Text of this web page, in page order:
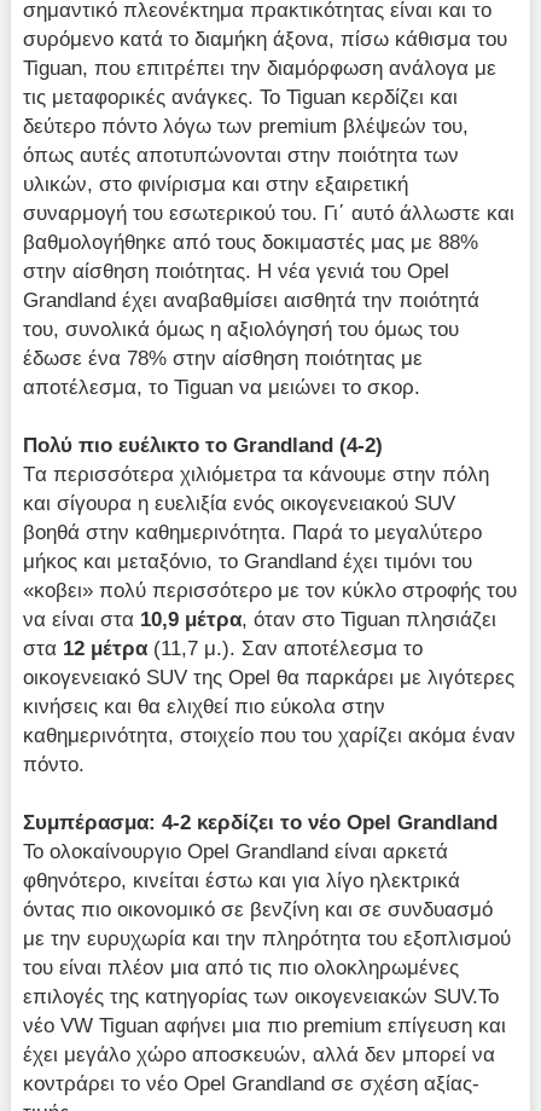
σημαντικό πλεονέκτημα πρακτικότητας είναι και το
συρόμενο κατά το διαμήκη άξονα, πίσω κάθισμα του
Tiguan, που επιτρέπει την διαμόρφωση ανάλογα με
τις μεταφορικές ανάγκες. Το Tiguan κερδίζει και
δεύτερο πόντο λόγω των premium βλέψεών του,
όπως αυτές αποτυπώνονται στην ποιότητα των
υλικών, στο φινίρισμα και στην εξαιρετική
συναρμογή του εσωτερικού του. Γι΄ αυτό άλλωστε και
βαθμολογήθηκε από τους δοκιμαστές μας με 88%
στην αίσθηση ποιότητας. H νέα γενιά του Opel
Grandland έχει αναβαθμίσει αισθητά την ποιότητά
του, συνολικά όμως η αξιολόγησή του όμως του
έδωσε ένα 78% στην αίσθηση ποιότητας με
αποτέλεσμα, το Tiguan να μειώνει τo σκορ.
Πολύ πιο ευέλικτο τοGrandland (4-2)
Tα περισσότερα χιλιόμετρα τα κάνουμε στην πόλη
και σίγουρα η ευελιξία ενός οικογενειακού SUV
βοηθά στην καθημερινότητα. Παρά το μεγαλύτερο
μήκος και μεταξόνιο, το Grandland έχει τιμόνι του
«κοβει» πολύ περισσότερο με τον κύκλο στροφής του
να είναι στα 10,9 μέτρα, όταν στο Tiguan πλησιάζει
στα 12 μέτρα (11,7 μ.). Σαν αποτέλεσμα το
οικογενειακό SUV της Opel θα παρκάρει με λιγότερες
κινήσεις και θα ελιχθεί πιο εύκολα στην
καθημερινότητα, στοιχείο που του χαρίζει ακόμα έναν
πόντο.
Συμπέρασμα: 4-2 κερδίζει το νέοOpel Grandland
Το ολοκαίνουργιο Opel Grandland είναι αρκετά
φθηνότερο, κινείται έστω και για λίγο ηλεκτρικά
όντας πιο οικονομικό σε βενζίνη και σε συνδυασμό
με την ευρυχωρία και την πληρότητα του εξοπλισμού
του είναι πλέον μια από τις πιο ολοκληρωμένες
επιλογές της κατηγορίας των οικογενειακών SUV.Το
νέο VW Tiguan αφήνει μια πιο premium επίγευση και
έχει μεγάλο χώρο αποσκευών, αλλά δεν μπορεί να
κοντράρει το νέο Opel Grandland σε σχέση αξίας-